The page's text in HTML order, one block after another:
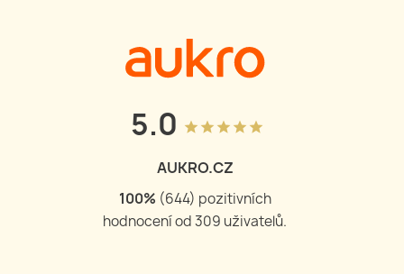
5.0 grade grade grade grade grade
AUKRO.CZ
100% (644) pozitivních
hodnocení od309 uživatelů.